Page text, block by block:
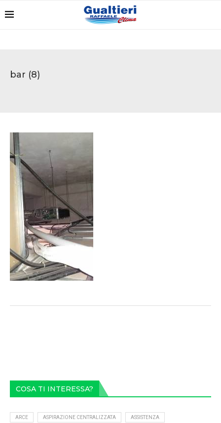
bar (8)
COSA TI INTERESSA?
ARCE ASPIRAZIONE CENTRALIZZATA ASSISTENZA